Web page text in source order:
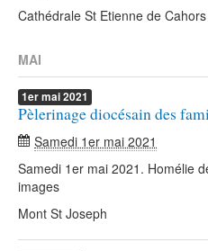
Cathédrale St Etienne de Cahors
MAI
1ermai2021
Pèlerinage diocésain des
Samedi 1er mai 2021
Samedi 1er mai 2021. Homélie
images
Mont St Joseph